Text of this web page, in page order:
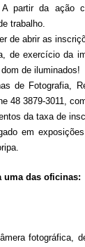
] Fenajufe se
retomada dos
partir da ação
trabalho.
de abrir as
de exercício da
de iluminados!
de Fotografia,
48 3879-3011,
da taxa de
em
uma das oficinas:
fotográfica,